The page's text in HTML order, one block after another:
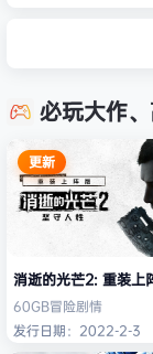
必玩大作
更新
消逝的光芒2: 重装
60GB冒险剧情
发行日期：2022-2-3